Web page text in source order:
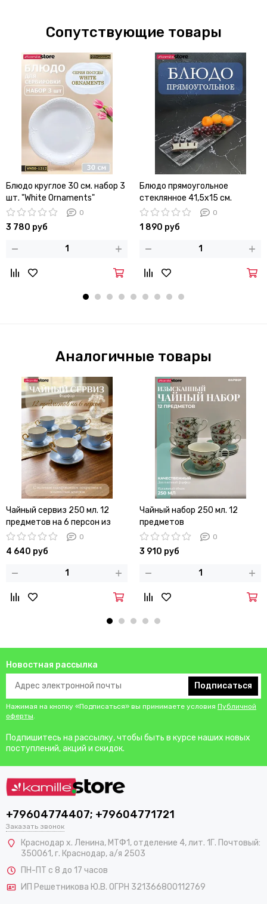
Сопутствующие товары
Блюдо круглое 30 см. набор 3
шт. "White Ornaments"
0
3 780 руб
Блюдо прямоугольное
стеклянное 41,5х15 см.
0
1 890 руб
Аналогичные товары
Чайный сервиз 250 мл. 12
предметов на 6 персон из
фарфора
0
4 640 руб
Чайный набор 250 мл. 12
предметов
0
3 910 руб
Новостная рассылка
Подписаться
Нажимая на кнопку «Подписаться» вы принимаете условия Публичной
оферты.
Подпишитесь на рассылку, чтобы быть в курсе наших новых
поступлений, акций и скидок.
+79604774407; +79604771721
Заказать звонок
Краснодар х. Ленина, МТФ1, отделение 4, лит. 1Г. Почтовый:
350061, г. Краснодар, а/я 2503
ПН-ПТ с 8 до 17 часов
ИП Решетникова Ю.В. ОГРН 321366800112769